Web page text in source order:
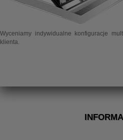
Wyceniamy indywidualne konfiguracje
klienta.